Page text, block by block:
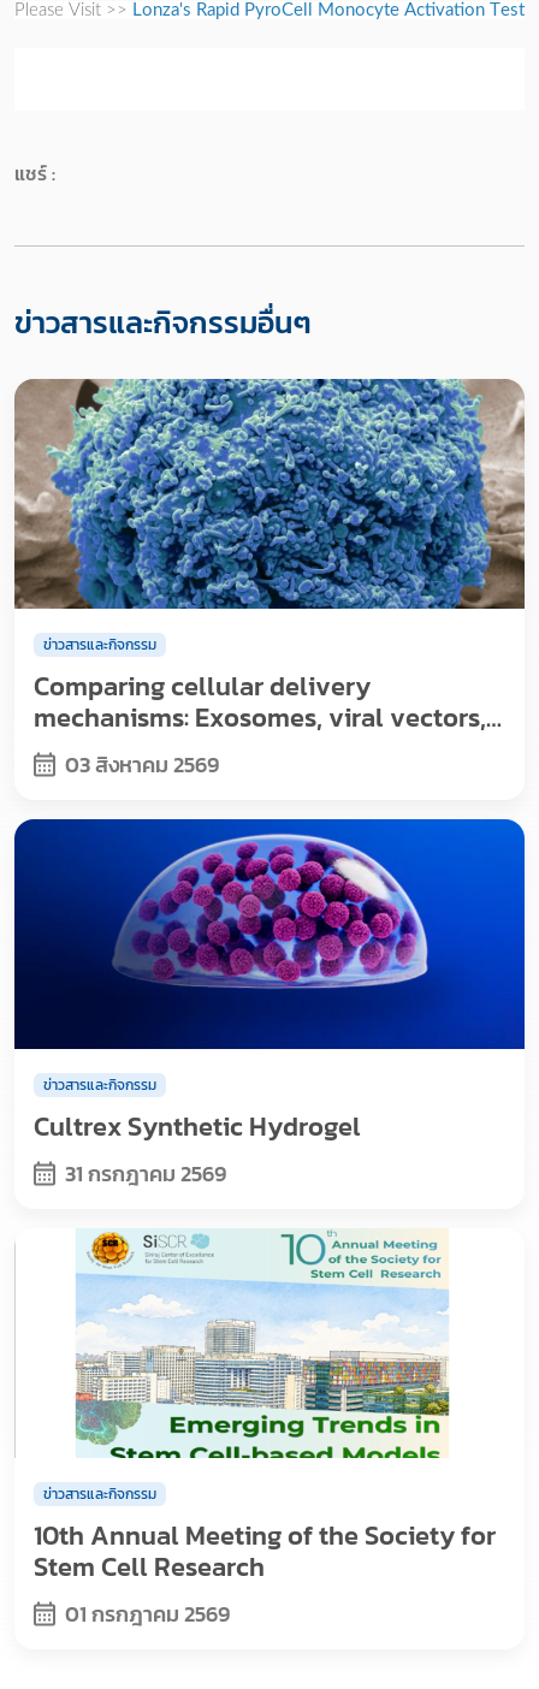
Please Visit >> Lonza's Rapid PyroCell Monocyte Activation Test
แชร์ :
ข่าวสารและกิจกรรมอื่นๆ
ข่าวสารและกิจกรรม
Comparing cellular delivery
mechanisms: Exosomes, viral vectors,
and nanoparticles
03 สิงหาคม 2569
ข่าวสารและกิจกรรม
Cultrex Synthetic Hydrogel
31 กรกฎาคม 2569
ข่าวสารและกิจกรรม
10th Annual Meeting of the Society for
Stem Cell Research
01 กรกฎาคม 2569